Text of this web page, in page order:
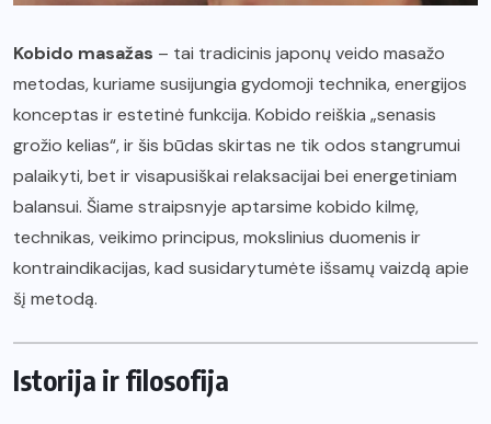
Kobido masažas – tai tradicinis japonų veido masažo
metodas, kuriame susijungia gydomoji technika, energijos
konceptas ir estetinė funkcija. Kobido reiškia „senasis
grožio kelias“, ir šis būdas skirtas ne tik odos stangrumui
palaikyti, bet ir visapusiškai relaksacijai bei energetiniam
balansui. Šiame straipsnyje aptarsime kobido kilmę,
technikas, veikimo principus, mokslinius duomenis ir
kontraindikacijas, kad susidarytumėte išsamų vaizdą apie
šį metodą.
Istorija ir filosofija